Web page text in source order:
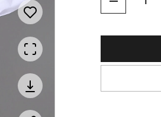
Уменьшить